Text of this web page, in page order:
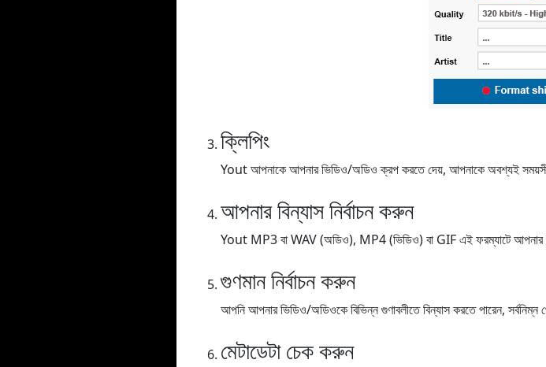
ক্লিপিং
Yout আপনাকে আপনার ভিডিও/অডিও ক্রপ করতে দেয়, আপনাকে অবশ্যই
আপনার বিন্যাস নির্বাচন করুন
Yout MP3 বা WAV (অডিও), MP4 (ভিডিও) বা GIF এই ফরম্যাটে আপনার
গুণমান নির্বাচন করুন
আপনি আপনার ভিডিও/অডিওকে বিভিন্ন গুণাবলীতে বিন্যাস করতে পারেন, সর্বনিম্ন
মেটাডেটা চেক করুন